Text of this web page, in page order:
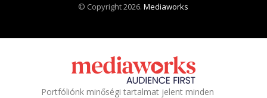
© Copyright 2026.Mediaworks
Portfóliónk minőségi tartalmat jelent minden